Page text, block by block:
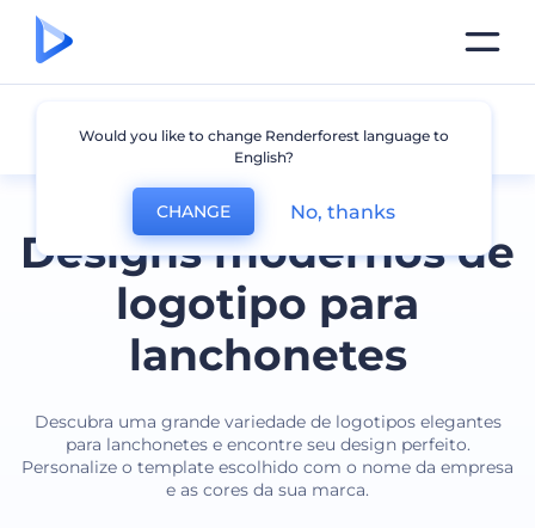
Designs modernos de
logotipo para
lanchonetes
Descubra uma grande variedade de logotipos elegantes
para lanchonetes e encontre seu design perfeito.
Personalize o template escolhido com o nome da empresa
e as cores da sua marca.
Lanchonete
Would you like to change Renderforest language to
English?
CHANGE No, thanks